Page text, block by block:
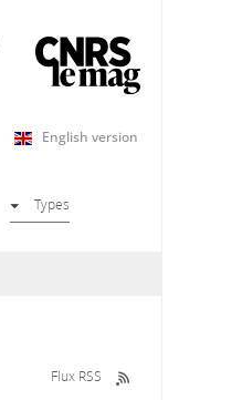
English version
Types
Flux RSS